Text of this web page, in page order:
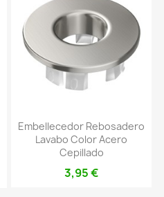
Embellecedor Rebosadero
Lavabo Color Acero
Cepillado
3,95 €